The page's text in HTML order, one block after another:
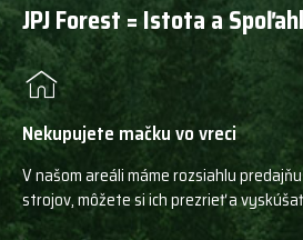
JPJ Forest = Istota a
Nekupujete mačku vo vreci
V našom areáli máme rozsiahlu
strojov, môžete si ich prezrieť a